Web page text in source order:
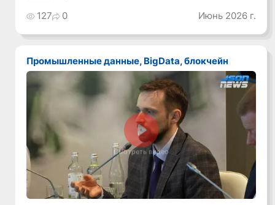
127 0 Июнь 2026 г.
Промышленные данные, BigData, блокчейн
Смотреть видео